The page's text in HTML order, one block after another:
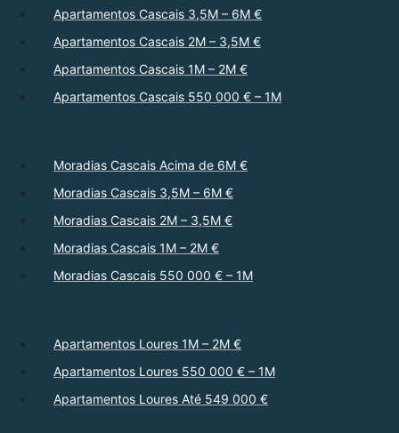
Apartamentos Cascais 3,5M – 6M €
Apartamentos Cascais 2M – 3,5M €
Apartamentos Cascais 1M – 2M €
Apartamentos Cascais 550 000 € – 1M
Moradias Cascais Acima de 6M €
Moradias Cascais 3,5M – 6M €
Moradias Cascais 2M – 3,5M €
Moradias Cascais 1M – 2M €
Moradias Cascais 550 000 € – 1M
Apartamentos Loures 1M – 2M €
Apartamentos Loures 550 000 € – 1M
Apartamentos Loures Até 549 000 €